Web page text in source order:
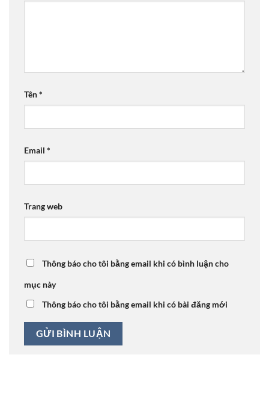
Tên*
Email *
Trang web
Thông báo cho tôi bằng email khi có bình luận cho
mục này
Thông báo cho tôi bằng email khi có bài đăng mới